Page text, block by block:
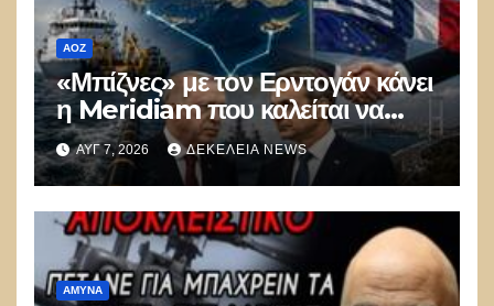
ΑΟΖ
«Μπίζνες» με τον Ερντογάν κάνει
η Meridiam που καλείται να
ξεμπλοκάρει το καλώδιο
Ελλάδας–Κύπρου
ΑΥΓ 7, 2026 ΔΕΚΈΛΕΙΑ NEWS
ΑΜΥΝΑ